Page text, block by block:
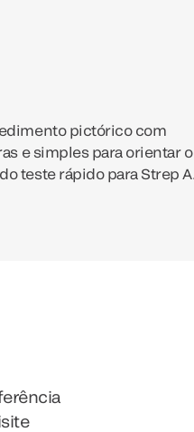
pictórico com
e simples para orientar o
teste rápido para Strep A.